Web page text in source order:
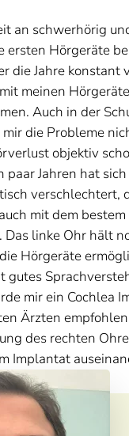
an schwerhörig
ersten Hörgeräte
die Jahre konstant
meinen
Auch in der
die Probleme
objektiv
paar Jahren hat
verschlechtert,
mit dem
Das linke Ohr hält
Hörgeräte
gutes
mir ein Cochlea
Ärzten
des rechten
Implantat